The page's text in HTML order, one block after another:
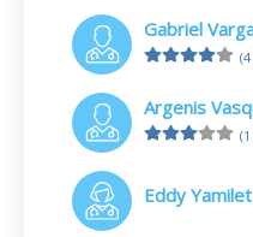
Gabriel
Argenis
Eddy